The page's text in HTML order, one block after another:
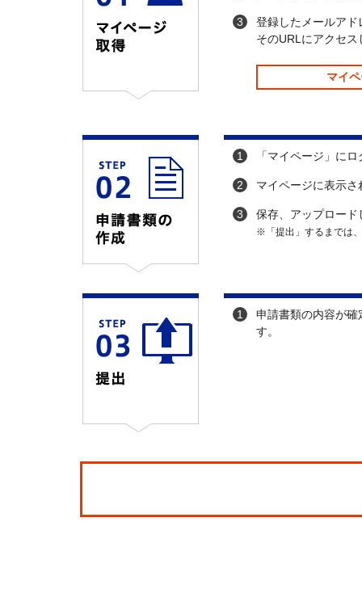
3
登録したメールア
そのURLにアクセ
マイ
1 「マイページ」に
2 マイページに表示
3 保存、アップロー
※「提出」するまでは
1
申請書類の内容が
す。